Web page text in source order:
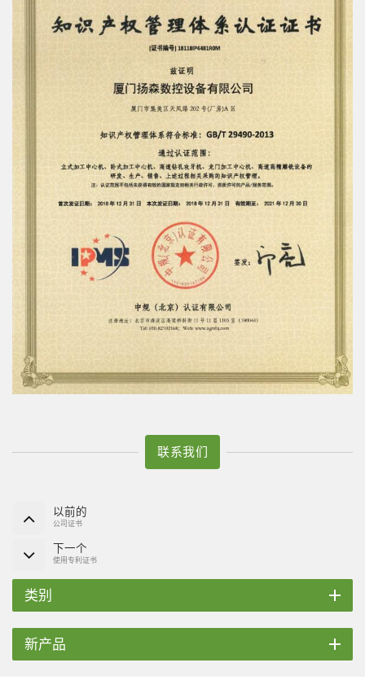
联系我们
以前的
公司证书
下一个
使用专利证书
类别
新产品